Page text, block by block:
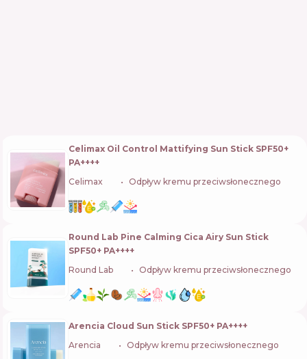
Celimax Oil Control Mattifying Sun Stick SPF50+
PA++++
Celimax
Odpływ kremu przeciwsłonecznego
Round Lab Pine Calming Cica Airy Sun Stick
SPF50+ PA++++
Round Lab
Odpływ kremu przeciwsłonecznego
Arencia Cloud Sun Stick SPF50+ PA++++
Arencia
Odpływ kremu przeciwsłonecznego